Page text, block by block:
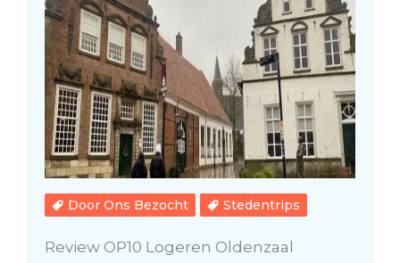
Door Ons Bezocht Stedentrips
Review OP10 Logeren Oldenzaal